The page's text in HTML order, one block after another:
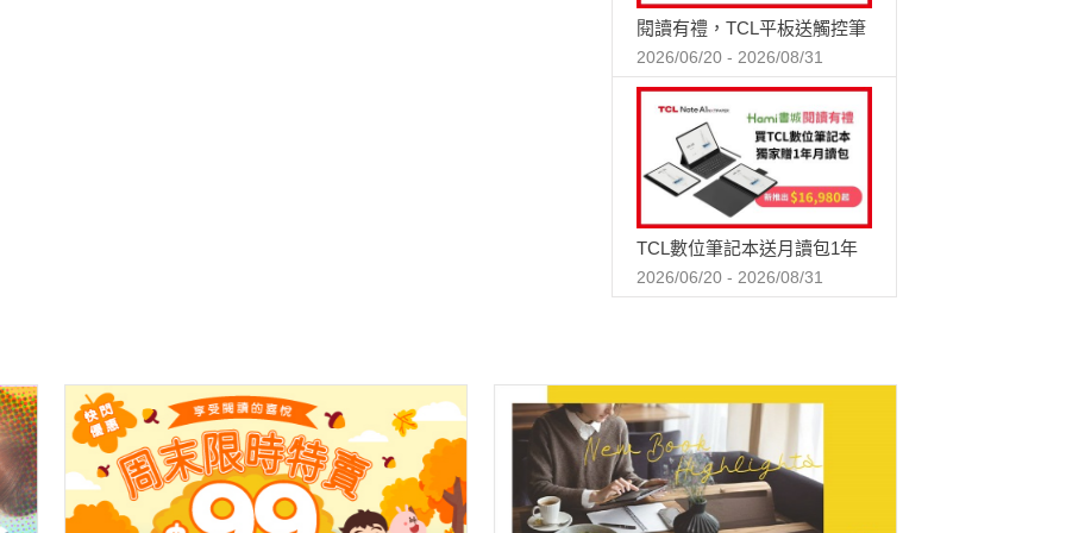
閱讀有禮，TCL平板送觸控筆
2026/06/20 - 2026/08/31
TCL數位筆記本送月讀包1年
2026/06/20 - 2026/08/31